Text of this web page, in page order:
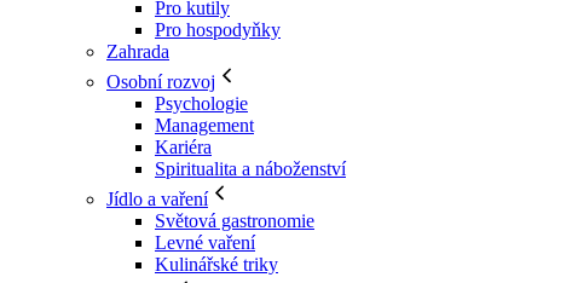
Pro kutily
Pro hospodyňky
Zahrada
Osobní rozvoj
Psychologie
Management
Kariéra
Spiritualita a náboženství
Jídlo a vaření
Světová gastronomie
Levné vaření
Kulinářské triky